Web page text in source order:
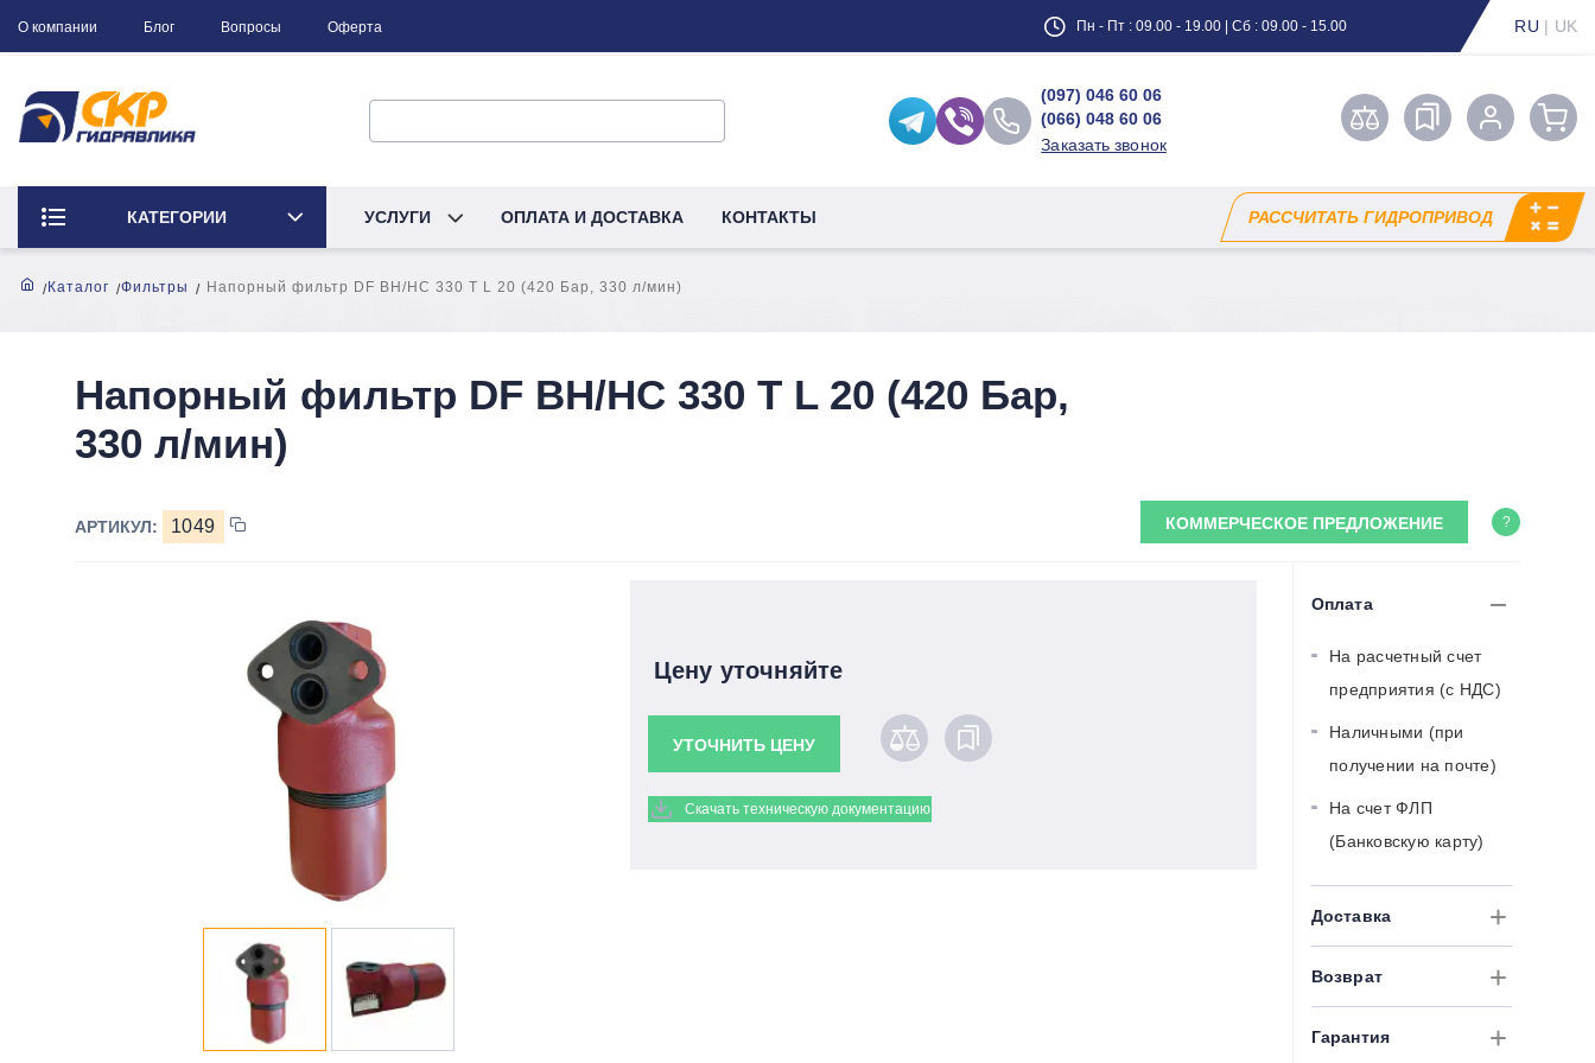
О компании Блог Вопросы Оферта Пн - Пт : 09.00 - 19.00 | Сб : 09.00 - 15.00 RU | UK
(097) 046 60 06
(066) 048 60 06
Заказать звонок
КАТЕГОРИИ УСЛУГИ ОПЛАТА И ДОСТАВКА КОНТАКТЫ РАССЧИТАТЬ ГИДРОПРИВОД
Каталог Фильтры Напорный фильтр DF BH/HC 330 T L 20 (420 Бар, 330 л/мин)
Напорный фильтр DF BH/HC 330 T L 20 (420 Бар,
330 л/мин)
АРТИКУЛ: 1049 КОММЕРЧЕСКОЕ ПРЕДЛОЖЕНИЕ ?
Цену уточняйте
УТОЧНИТЬ ЦЕНУ
Скачать техническую документацию
Оплата
На расчетный счет
предприятия (с НДС)
Наличными (при
получении на почте)
На счет ФЛП
(Банковскую карту)
Доставка
Возврат
Гарантия